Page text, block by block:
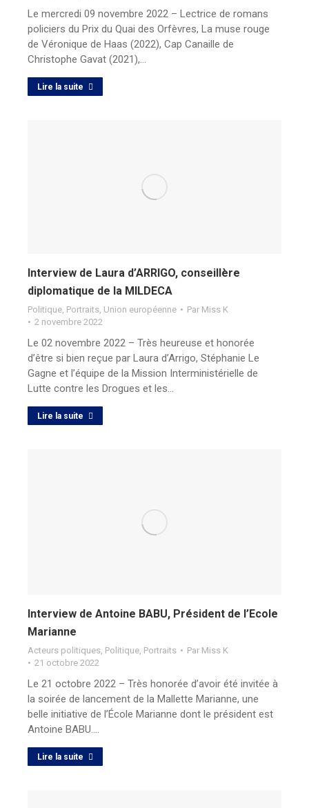
Le mercredi 09 novembre 2022 – Lectrice de romans
policiers du Prix du Quai des Orfèvres, La muse rouge
de Véronique de Haas (2022), Cap Canaille de
Christophe Gavat (2021),…
Lire la suite
Interview de Laura d’ARRIGO, conseillère
diplomatique de la MILDECA
Politique Portraits Union européenne Par Miss K
2 novembre 2022
Le 02 novembre 2022 – Très heureuse et honorée
d’être si bien reçue par Laura d’Arrigo, Stéphanie Le
Gagne et l’équipe de la Mission Interministérielle de
Lutte contre les Drogues et les…
Lire la suite
Interview de Antoine BABU, Président de l’Ecole
Marianne
Acteurs politiques Politique Portraits Par Miss K
21 octobre 2022
Le 21 octobre 2022 – Très honorée d’avoir été invitée à
la soirée de lancement de la Mallette Marianne, une
belle initiative de l’École Marianne dont le président est
Antoine BABU.…
Lire la suite